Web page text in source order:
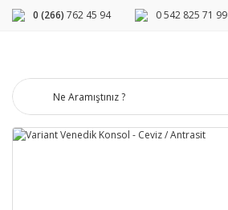
0 (266) 762 45 94 0 542 825 71 99